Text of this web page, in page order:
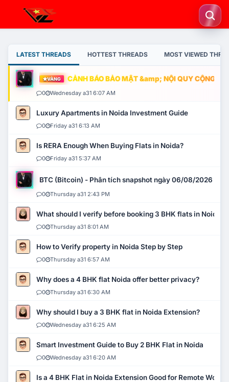
LATEST THREADS HOTTEST THREADS MOST VIEWED
VÀNG CẢNH BÁO BẢO MẬT &amp; NỘI QUY CỘNG
0 Wednesday a31 6:07 AM
Luxury Apartments in Noida Investment Guide
0 Friday a31 6:13 AM
Is RERA Enough When Buying Flats in Noida?
0 Friday a31 5:37 AM
BTC (Bitcoin) - Phân tích snapshot ngày 06/08/2026
0 Thursday a31 2:43 PM
What should I verify before booking 3 BHK flats in Noida?
0 Thursday a31 8:01 AM
How to Verify property in Noida Step by Step
0 Thursday a31 6:57 AM
Why does a 4 BHK flat Noida offer better privacy?
0 Thursday a31 6:30 AM
Why should I buy a 3 BHK flat in Noida Extension?
0 Wednesday a31 6:25 AM
Smart Investment Guide to Buy 2 BHK Flat in Noida
0 Wednesday a31 6:20 AM
Is a 4 BHK Flat in Noida Extension Good for Remote Work?